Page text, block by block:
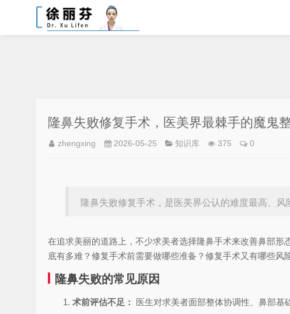
隆鼻失败修复手术，医美界最棘手的魔鬼整
zhengxing 2026-05-25 知识库 375 0
隆鼻失败修复手术，是医美界公认的难度最高、风
在追求美丽的道路上，不少求美者选择隆鼻手术来改善鼻部
底有多难？修复手术前需要做哪些准备？修复手术又有哪些风
隆鼻失败的常见原因
术前评估不足：
医生对求美者面部整体协调性、鼻部基